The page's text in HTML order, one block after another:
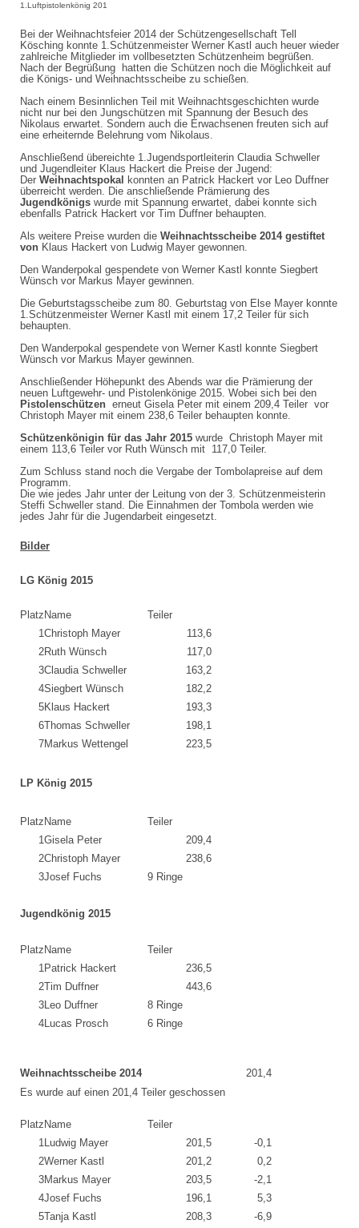
1.Luftpistolenkönig 201
Bei der Weihnachtsfeier 2014 der Schützengesellschaft Tell
Kösching konnte 1.Schützenmeister Werner Kastl auch heuer wieder
zahlreiche Mitglieder im vollbesetzten Schützenheim begrüßen.
Nach der Begrüßung hatten die Schützen noch die Möglichkeit auf
die Königs- und Weihnachtsscheibe zu schießen.
Nach einem Besinnlichen Teil mit Weihnachtsgeschichten wurde
nicht nur bei den Jungschützen mit Spannung der Besuch des
Nikolaus erwartet. Sondern auch die Erwachsenen freuten sich auf
eine erheiternde Belehrung vom Nikolaus.
Anschließend übereichte 1.Jugendsportleiterin Claudia Schweller
und Jugendleiter Klaus Hackert die Preise der Jugend:
Der Weihnachtspokal
konnten an Patrick Hackert vor Leo Duffner
überreicht werden. Die anschließende Prämierung des
Jugendkönigs wurde mit Spannung erwartet, dabei konnte sich
ebenfalls Patrick Hackert vor Tim Duffner behaupten.
Als weitere Preise wurden die Weihnachtsscheibe 2014 gestiftet
von Klaus Hackert von Ludwig Mayer gewonnen.
Den Wanderpokal gespendete von Werner Kastl konnte Siegbert
Wünsch vor Markus Mayer gewinnen.
Die Geburtstagsscheibe zum 80. Geburtstag von Else Mayer konnte
1.Schützenmeister Werner Kastl mit einem 17,2 Teiler für sich
behaupten.
Den Wanderpokal gespendete von Werner Kastl konnte Siegbert
Wünsch vor Markus Mayer gewinnen.
Anschließender Höhepunkt des Abends war die Prämierung der
neuen Luftgewehr- und Pistolenkönige 2015. Wobei sich bei den
Pistolenschützen erneut Gisela Peter mit einem 209,4 Teiler vor
Christoph Mayer mit einem 238,6 Teiler behaupten konnte.
Schützenkönigin für das Jahr 2015 wurde Christoph Mayer mit
einem 113,6 Teiler vor Ruth Wünsch mit 117,0 Teiler.
Zum Schluss stand noch die Vergabe der Tombolapreise auf dem
Programm.
Die wie jedes Jahr unter der Leitung von der 3. Schützenmeisterin
Steffi Schweller stand. Die Einnahmen der Tombola werden wie
jedes Jahr für die Jugendarbeit eingesetzt.
Bilder
LG König 2015
Platz Name
Teiler
1Christoph Mayer
113,6
2Ruth Wünsch
117,0
3Claudia Schweller
163,2
4Siegbert Wünsch
182,2
5Klaus Hackert
193,3
6 Thomas Schweller
198,1
7Markus Wettengel 223,5
LP König 2015
Platz Name
Teiler
1Gisela Peter
209,4
2Christoph Mayer
238,6
3Josef Fuchs 9 Ringe
Jugendkönig 2015
Platz Name
Teiler
1Patrick Hackert
236,5
2 Tim Duffner
443,6
3Leo Duffner
8 Ringe
4Lucas Prosch 6 Ringe
Weihnachtsscheibe 2014
201,4
Es wurde auf einen 201,4 Teiler geschossen
Platz Name
Teiler
1Ludwig Mayer 201,5
-0,1
2Werner Kastl 201,2
0,2
3Markus Mayer 203,5
-2,1
4Josef Fuchs 196,1
5,3
5 Tanja Kastl 208,3 -6,9